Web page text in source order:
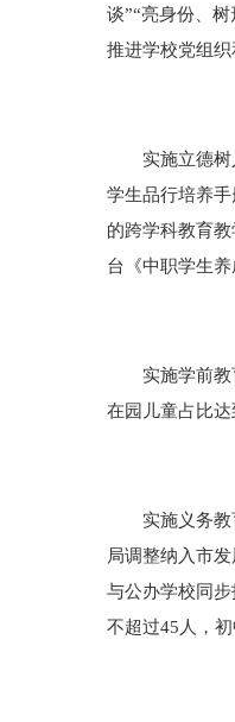
谈”“亮身份、
推进学校党组
实施立德树人
学生品行培养
的跨学科教育
台《中职学生
实施学前教育
在园儿童占比
实施义务教育
局调整纳入市
与公办学校同
不超过45人，